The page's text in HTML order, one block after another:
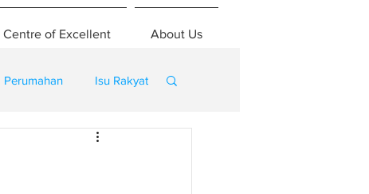
Centre of Excellent About Us
Perumahan Isu Rakyat